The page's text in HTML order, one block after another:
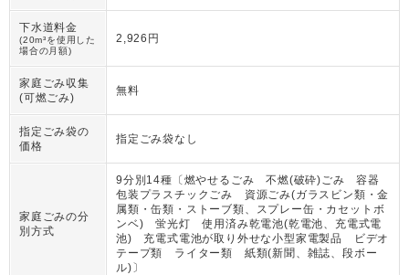
下水道料金
(20m³を使用した
場合の月額)
2,926円
家庭ごみ収集
(可燃ごみ)
無料
指定ごみ袋の
価格
指定ごみ袋なし
家庭ごみの分
別方式
9分別14種〔燃やせるごみ 不燃(破砕)ごみ 容器
包装プラスチックごみ 資源ごみ(ガラスビン類・金
属類・缶類・ストーブ類、スプレー缶・カセットボ
ンベ) 蛍光灯 使用済み乾電池(乾電池、充電式電
池) 充電式電池が取り外せな小型家電製品 ビデオ
テープ類 ライター類 紙類(新聞、雑誌、段ボー
ル)〕